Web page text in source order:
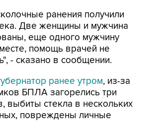
ранения получили
Две женщины и мужчина
еще одного мужчину
помощь врачей не
- сказано в сообщении.
ранее утром, из-за
БПЛА загорелись три
выбиты стекла в нескольких
повреждены личные